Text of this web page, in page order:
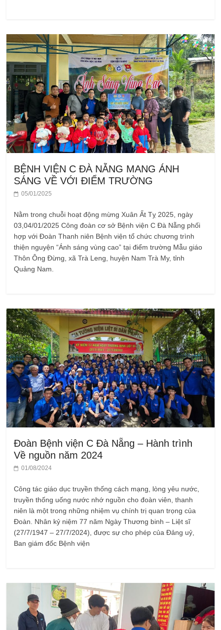
BỆNH VIỆN C ĐÀ NẴNG MANG ÁNH
SÁNG VỀ VỚI ĐIỂM TRƯỜNG
05/01/2025
Nằm trong chuỗi hoạt động mừng Xuân Ất Tỵ 2025, ngày
03,04/01/2025 Công đoàn cơ sở Bệnh viện C Đà Nẵng phối
hợp với Đoàn Thanh niên Bệnh viện tổ chức chương trình
thiện nguyện “Ánh sáng vùng cao” tại điểm trường Mẫu giáo
Thôn Ông Đừng, xã Trà Leng, huyện Nam Trà My, tỉnh
Quảng Nam.
Đoàn Bệnh viện C Đà Nẵng – Hành trình
Về nguồn năm 2024
01/08/2024
Công tác giáo dục truyền thống cách mạng, lòng yêu nước,
truyền thống uống nước nhớ nguồn cho đoàn viên, thanh
niên là một trong những nhiệm vụ chính trị quan trọng của
Đoàn. Nhân kỷ niệm 77 năm Ngày Thương binh – Liệt sĩ
(27/7/1947 – 27/7/2024), được sự cho phép của Đảng uỷ,
Ban giám đốc Bệnh viện